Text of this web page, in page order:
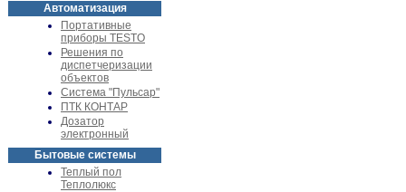
Автоматизация
Портативные
приборы TESTO
Решения по
диспетчеризации
объектов
Система "Пульсар"
ПТК КОНТАР
Дозатор
электронный
Бытовые системы
Теплый пол
Теплолюкс